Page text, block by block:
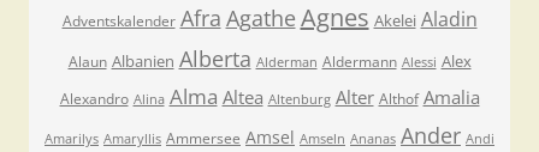
Adventskalender Afra Agathe Agnes Akelei Aladin
Alaun Albanien Alberta Alderman Aldermann Alessi Alex
Alexandro Alina Alma Altea Altenburg Alter Althof Amalia
Amarilys Amaryllis Ammersee Amsel Amseln Ananas Ander Andi